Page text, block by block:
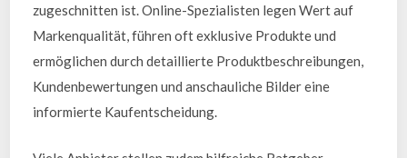
zugeschnitten ist. Online-Spezialisten legen Wert auf
Markenqualität, führen oft exklusive Produkte und
ermöglichen durch detaillierte Produktbeschreibungen,
Kundenbewertungen und anschauliche Bilder eine
informierte Kaufentscheidung.